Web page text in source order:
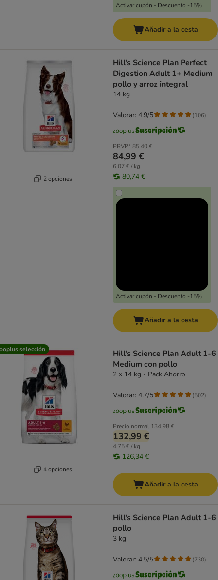
Activar cupón - Descuento -15%
Añadir a la cesta
2 opciones
Hill's Science Plan Perfect
Digestion Adult 1+ Medium
pollo y arroz integral
14 kg
PRVP*85,40 €
84,99 €
6,07 € / kg
80,74 €
Activar cupón - Descuento -15%
Valorar: 4.9/5 (106)
Añadir a la cesta
selección
4 opciones
Hill's Science Plan Adult 1-6
Medium con pollo
2 x 14 kg - Pack Ahorro
Precio normal 134,98 €
132,99 €
4,75 € / kg
126,34 €
Valorar: 4.7/5 (502)
Añadir a la cesta
Hill's Science Plan Adult 1-6
pollo
3 kg
Valorar: 4.5/5 (730)